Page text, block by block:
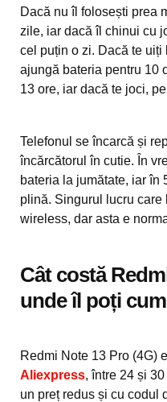
Dacă nu îl folosești prea
zile, iar dacă îl chinui cu
cel puțin o zi. Dacă te uiți
ajungă bateria pentru 10
13 ore, iar dacă te joci,
Telefonul se încarcă și
încărcătorul în cutie. În
bateria la jumătate, iar în
plină. Singurul lucru care
wireless, dar asta e
Cât costă
unde îl poți
Redmi Note 13 Pro (4G)
Aliexpress, între 24 și
un preț redus și cu codul